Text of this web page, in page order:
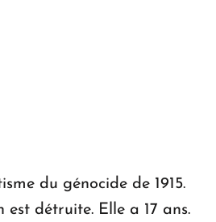
du génocide de 1915.
détruite. Elle a 17 ans.